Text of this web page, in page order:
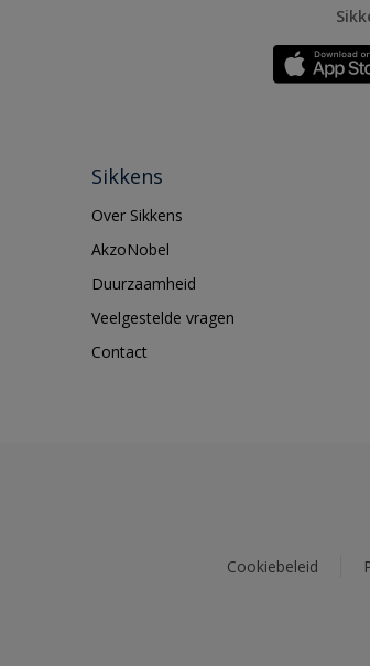
Sikkens
Over Sikkens
AkzoNobel
Duurzaamheid
Veelgestelde vragen
Contact
Cookiebeleid